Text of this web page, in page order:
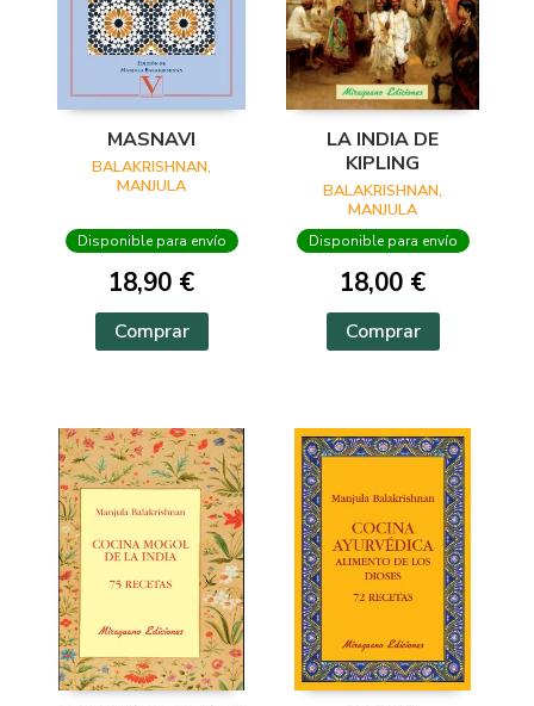
MASNAVI
BALAKRISHNAN,
MANJULA
Disponible para envío
18,90 €
Comprar
LA INDIA DE
KIPLING
BALAKRISHNAN,
MANJULA
Disponible para envío
18,00 €
Comprar